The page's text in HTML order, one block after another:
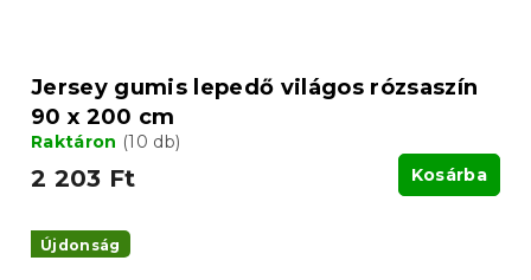
Jersey gumis lepedő világos rózsaszín
90 x 200 cm
Raktáron (10 db)
2 203 Ft Kosárba
Újdonság